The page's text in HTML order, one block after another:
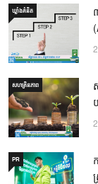
ឃ្លាំង​គំនិត
សហគ្រិនភាព
PR